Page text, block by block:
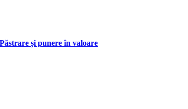
și punere în valoare